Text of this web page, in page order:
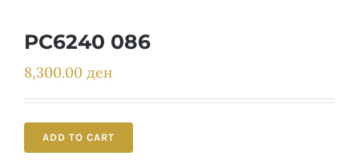
PC6240 086
8,300.00 ден
ADD TO CART